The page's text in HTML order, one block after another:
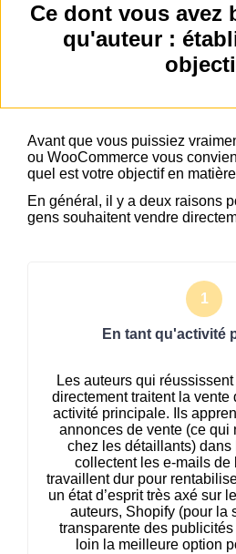
Ce dont vous avez
qu'auteur :
Avant que vous puissiez
ou WooCommerce vous
quel est votre objectif en
En général, il y a deux raisons
gens souhaitent vendre
En tant qu'activité
Les auteurs qui
directement traitent la vente
activité principale. Ils
annonces de vente (ce qui
chez les détaillants)
collectent les e-mails de
travaillent dur pour
un état d’esprit très axé sur
auteurs, Shopify (pour la
transparente des
loin la meilleure option